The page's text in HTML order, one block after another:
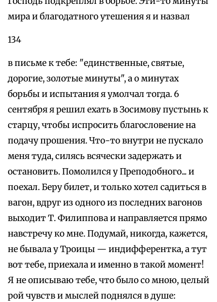
мира и благодатного утешения я и назвал
134
в письме к тебе: "единственные, святые,
дорогие, золотые минуты", а о минутах
борьбы и испытания я умолчал тогда. 6
сентября я решил ехать в Зосимову пустынь к
старцу, чтобы испросить благословение на
подачу прошения. Что-то внутри не пускало
меня туда, силясь всячески задержать и
остановить. Помолился у Преподобного... и
поехал. Беру билет, и только хотел садиться в
вагон, вдруг из одного из последних вагонов
выходит Т. Филиппова и направляется прямо
навстречу ко мне. Подумай, никогда, кажется,
не бывала у Троицы — индифферентка, а тут
вот тебе, приехала и именно в такой момент!
Я не описываю тебе, что было со мною, целый
рой чувств и мыслей поднялся в душе: